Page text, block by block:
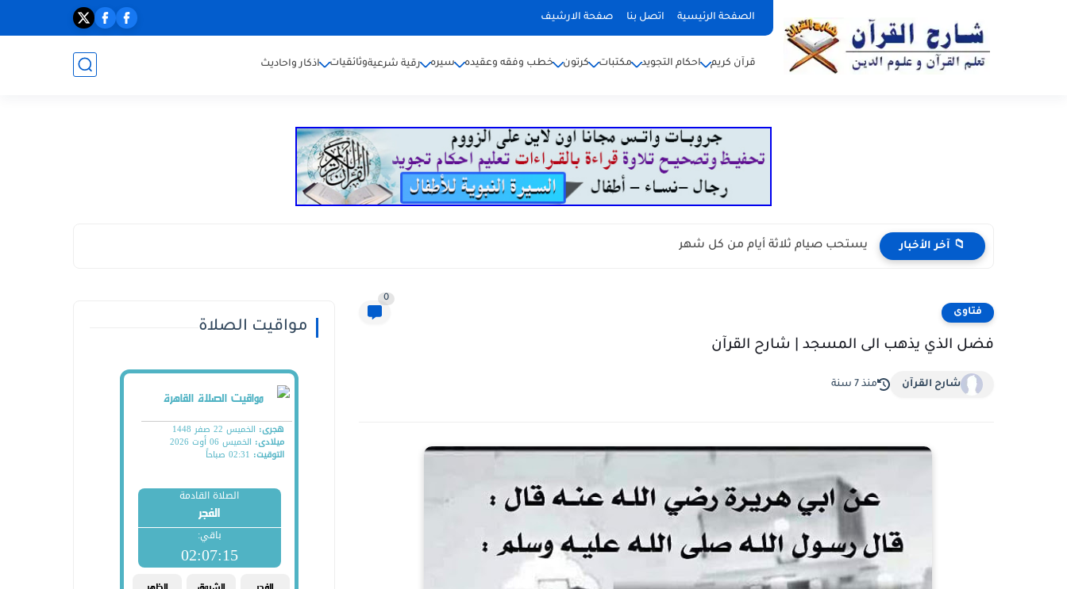
الصفحة الرئيسية اتصل بنا صفحة الارشيف
قرآن كريم احكام التجويد مكتبات كرتون خطب وفقه وعقيده سيره رقية شرعيةوثائقيات اذكار واحاديث
📁 آخر الأخبار يستحب صيام ثلاثة أيام من كل شهر
فتاوى
0
فضل الذي يذهب الى المسجد | شارح القرآن
شارح القرآن منذ 7 سنة
مواقيت الصلاة